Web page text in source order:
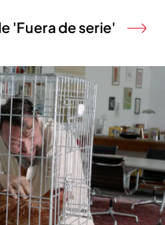
'Fuera de serie'